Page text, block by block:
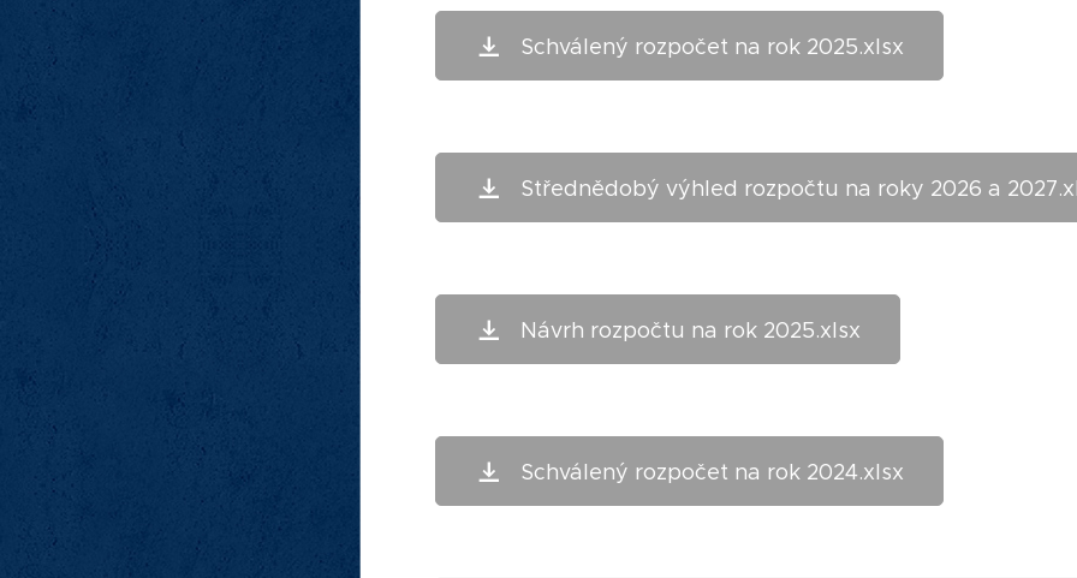
Schválený rozpočet na rok 2025.xlsx
Střednědobý výhled rozpočtu na roky 2026 a
Návrh rozpočtu na rok 2025.xlsx
Schválený rozpočet na rok 2024.xlsx